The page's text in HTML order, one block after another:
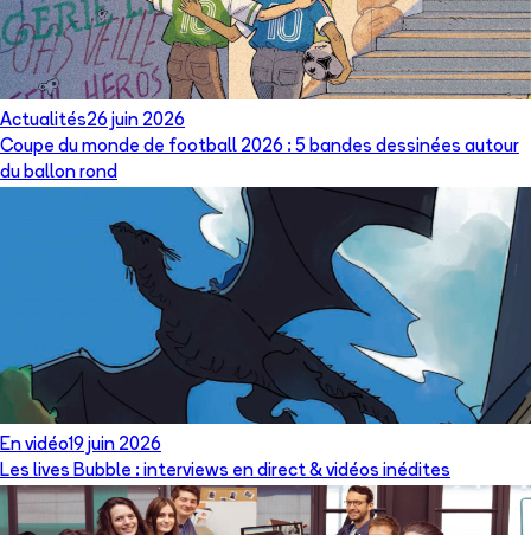
Actualités26 juin 2026
Coupe du monde de football 2026 : 5 bandes dessinées autour
du ballon rond
En vidéo19 juin 2026
Les lives Bubble : interviews en direct & vidéos inédites